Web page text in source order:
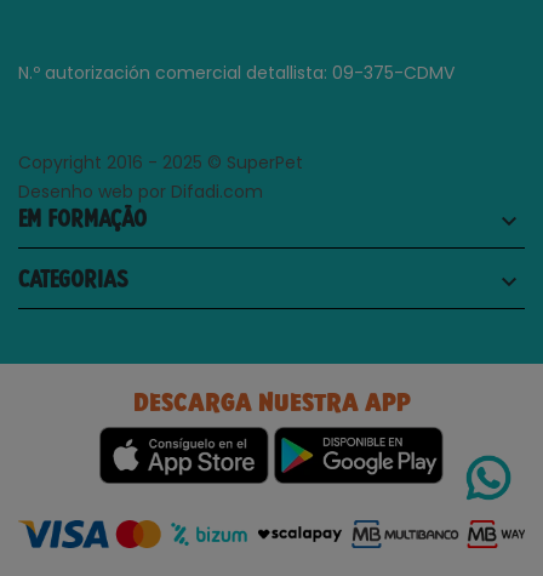
N.º autorización comercial detallista: 09-375-CDMV
Copyright 2016 - 2025 © SuperPet
Desenho web por Difadi.com
EM FORMAÇÃO keyboard_arrow_down
CATEGORIAS keyboard_arrow_down
DESCARGA NUESTRA APP